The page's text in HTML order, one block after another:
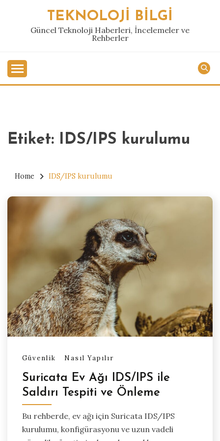
TEKNOLOJI BILGI
Güncel Teknoloji Haberleri, İncelemeler ve
Rehberler
Etiket: IDS/IPS kurulumu
Home IDS/IPS kurulumu
Güvenlik Nasıl Yapılır
Suricata Ev Ağı IDS/IPS ile
Saldırı Tespiti ve Önleme
Bu rehberde, ev ağı için Suricata IDS/IPS
kurulumu, konfigürasyonu ve uzun vadeli